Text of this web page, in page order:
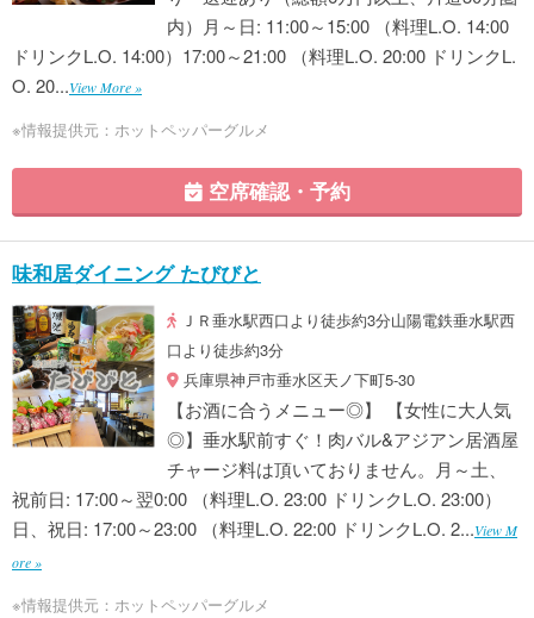
内）月～日: 11:00～15:00 （料理L.O. 14:00
ドリンクL.O. 14:00）17:00～21:00 （料理L.O. 20:00 ドリンクL.
O. 20...View More »
※情報提供元：ホットペッパーグルメ
空席確認・予約
味和居ダイニング たびびと
ＪＲ垂水駅西口より徒歩約3分山陽電鉄垂水駅西
口より徒歩約3分
兵庫県神戸市垂水区天ノ下町5-30
【お酒に合うメニュー◎】 【女性に大人気
◎】垂水駅前すぐ！肉バル&アジアン居酒屋
チャージ料は頂いておりません。月～土、
祝前日: 17:00～翌0:00 （料理L.O. 23:00 ドリンクL.O. 23:00）
日、祝日: 17:00～23:00 （料理L.O. 22:00 ドリンクL.O. 2...View M
ore »
※情報提供元：ホットペッパーグルメ